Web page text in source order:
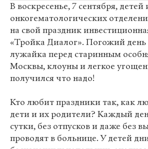
В воскресенье, 7 сентября,
онкогематологических
на свой праздник
«Тройка Диалог». Погожий день
лужайка перед старинным
Москвы, клоуны и легкое
получился что надо!
Кто любит праздники так, как
дети и их родители? Каждый
сутки, без отпусков и даже без
проводят в больнице. У детей